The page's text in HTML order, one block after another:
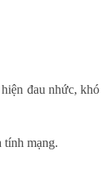
đau nhức, khó
tính mạng.